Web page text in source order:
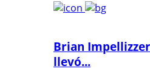
Brian
llevó...